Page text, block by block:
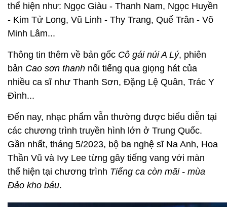
thể hiện như: Ngọc Giàu - Thanh Nam, Ngọc Huyền
- Kim Tử Long, Vũ Linh - Thy Trang, Quế Trân - Võ
Minh Lâm...
Thông tin thêm về bản gốc Cô gái núi A Lý, phiên
bản Cao sơn thanh nổi tiếng qua giọng hát của
nhiều ca sĩ như Thanh Sơn, Đặng Lệ Quân, Trác Y
Đình...
Đến nay, nhạc phẩm vẫn thường được biểu diễn tại
các chương trình truyền hình lớn ở Trung Quốc.
Gần nhất, tháng 5/2023, bộ ba nghệ sĩ Na Anh, Hoa
Thần Vũ và Ivy Lee từng gây tiếng vang với màn
thể hiện tại chương trình Tiếng ca còn mãi - mùa
Đảo kho báu.